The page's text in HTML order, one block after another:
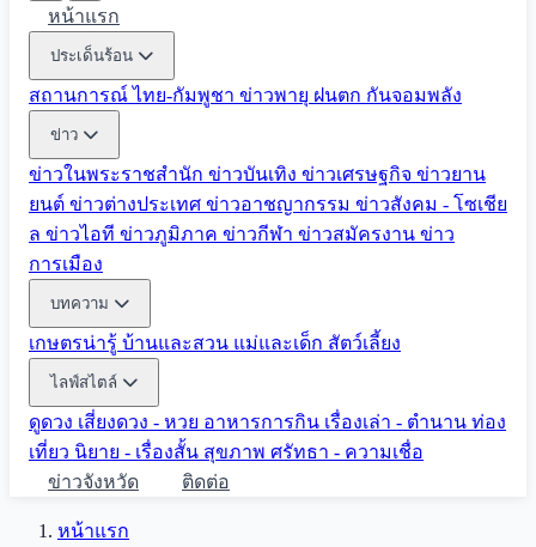
หน้าแรก
ประเด็นร้อน
สถานการณ์ ไทย-กัมพูชา ข่าวพายุ ฝนตก กันจอมพลัง
ข่าว
ข่าวในพระราชสำนัก ข่าวบันเทิง ข่าวเศรษฐกิจ ข่าวยาน
ยนต์ ข่าวต่างประเทศ ข่าวอาชญากรรม ข่าวสังคม - โซเชีย
ล ข่าวไอที ข่าวภูมิภาค ข่าวกีฬา ข่าวสมัครงาน ข่าว
การเมือง
บทความ
เกษตรน่ารู้ บ้านและสวน แม่และเด็ก สัตว์เลี้ยง
ไลฟ์สไตล์
ดูดวง เสี่ยงดวง - หวย อาหารการกิน เรื่องเล่า - ตำนาน ท่อง
เที่ยว นิยาย - เรื่องสั้น สุขภาพ ศรัทธา - ความเชื่อ
ข่าวจังหวัด
ติดต่อ
หน้าแรก